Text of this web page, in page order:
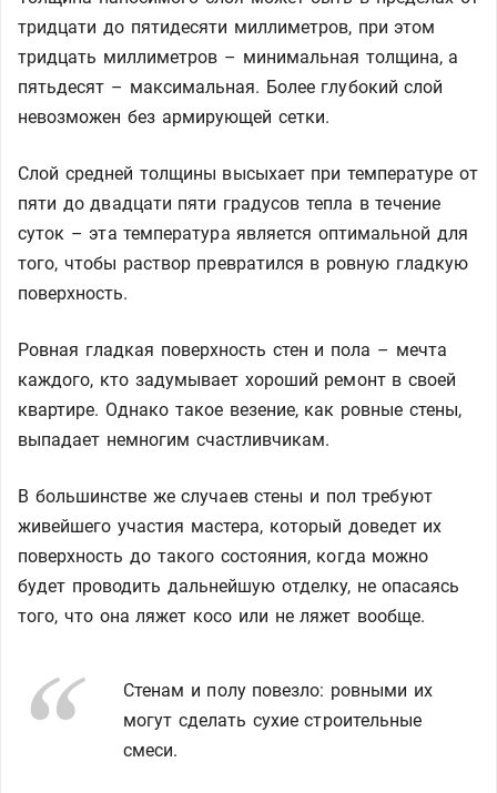
тридцати до пятидесяти миллиметров, при этом
тридцать миллиметров – минимальная толщина, а
пятьдесят – максимальная. Более глубокий слой
невозможен без армирующей сетки.
Слой средней толщины высыхает при температуре от
пяти до двадцати пяти градусов тепла в течение
суток – эта температура является оптимальной для
того, чтобы раствор превратился в ровную гладкую
поверхность.
Ровная гладкая поверхность стен и пола – мечта
каждого, кто задумывает хороший ремонт в своей
квартире. Однако такое везение, как ровные стены,
выпадает немногим счастливчикам.
В большинстве же случаев стены и пол требуют
живейшего участия мастера, который доведет их
поверхность до такого состояния, когда можно
будет проводить дальнейшую отделку, не опасаясь
того, что она ляжет косо или не ляжет вообще.
Стенам и полу повезло: ровными их
могут сделать сухие строительные
смеси.